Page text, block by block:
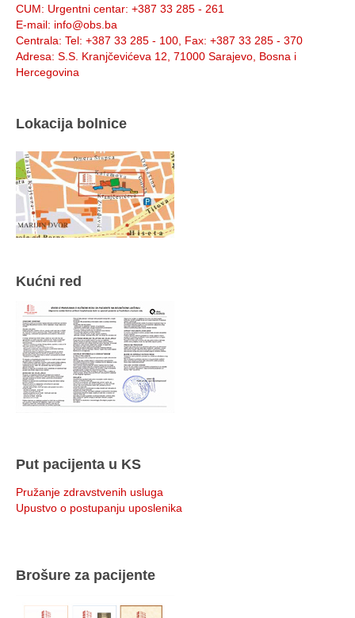
CUM: Urgentni centar: +387 33 285 - 261
E-mail: info@obs.ba
Centrala: Tel: +387 33 285 - 100, Fax: +387 33 285 - 370
Adresa: S.S. Kranjčevićeva 12, 71000 Sarajevo, Bosna i
Hercegovina
Lokacija bolnice
Kućni red
Put pacijenta u KS
Pružanje zdravstvenih usluga
Upustvo o postupanju uposlenika
Brošure za pacijente